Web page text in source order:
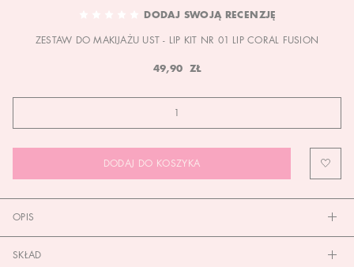
BEGINNING
DODAJ SWOJĄ RECENZJĘ
ZESTAW DO MAKIJAŻU UST - LIP KIT NR 01 LIP CORAL FUSION
49,90 ZŁ
DODAJ DO KOSZYKA
OPIS
SKŁAD